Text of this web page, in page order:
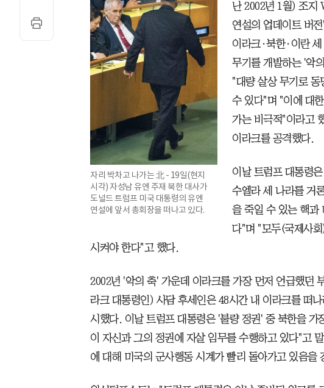
자리 박차고 나가는 北 - 19일(현지
시각) 자성남 유엔 주재 북한 대사가
도널드 트럼프 미국 대통령의 유엔
연설에 앞서 총회장을 떠나고 있다.
난 2002년 1월) 조지
연설의 업데이트 버
이라크·북한·이란
무기를 개발하는 '악
"대량 살상 무기로
수 있다"며 "이에 대
가는 비극적"이라고
이라크를 공격했다.
이날 트럼프 대통령
수엘라 세 나라를 거
을 죽일 수 있는 핵과
다"며 "모두(국제사
시켜야 한다"고 했다.
2002년 '악의 축' 가운데 이라크를 가장 먼저 언급했던
라크 대통령인) 사담 후세인은 48시간 내 이라크를 떠
시했다. 이날 트럼프 대통령은 '불량 정권' 중 북한을 가
이 자신과 그의 정권에 자살 임무를 수행하고 있다"고
에 대해 미국의 군사행동 시계가 빨리 돌아가고 있음을